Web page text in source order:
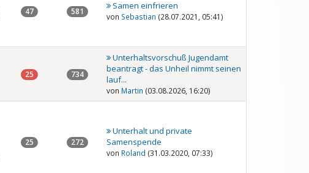
47 581
Samen einfrieren
von Sebastian (28.07.2021, 05:41)
25 734
Unterhaltsvorschuß Jugendamt
beantragt - das Unheil nimmt seinen
lauf...
von Martin (03.08.2026, 16:20)
25 272
Unterhalt und private
Samenspende
von Roland (31.03.2020, 07:33)